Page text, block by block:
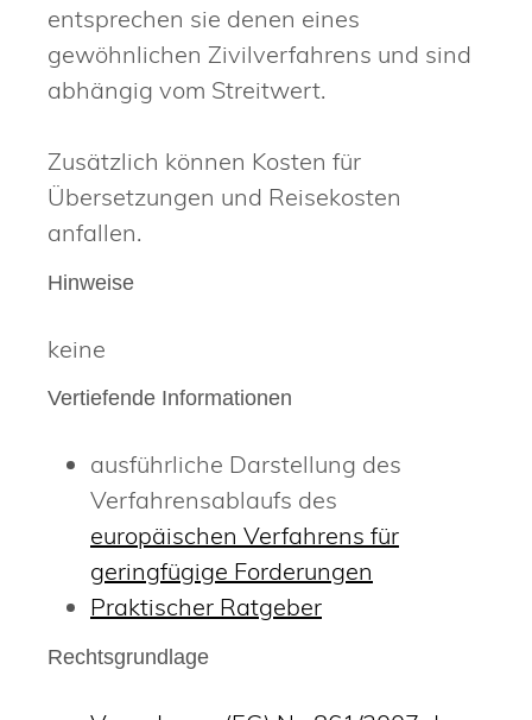
entsprechen sie denen eines
gewöhnlichen Zivilverfahrens und sind
abhängig vom Streitwert.
Zusätzlich können Kosten für
Übersetzungen und Reisekosten
anfallen.
Hinweise
keine
Vertiefende Informationen
ausführliche Darstellung des
Verfahrensablaufs des
europäischen Verfahrens für
geringfügige Forderungen
Praktischer Ratgeber
Rechtsgrundlage